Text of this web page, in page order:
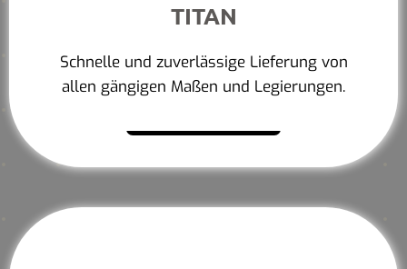
TITAN
Schnelle und zuverlässige Lieferung von
allen gängigen Maßen und Legierungen.